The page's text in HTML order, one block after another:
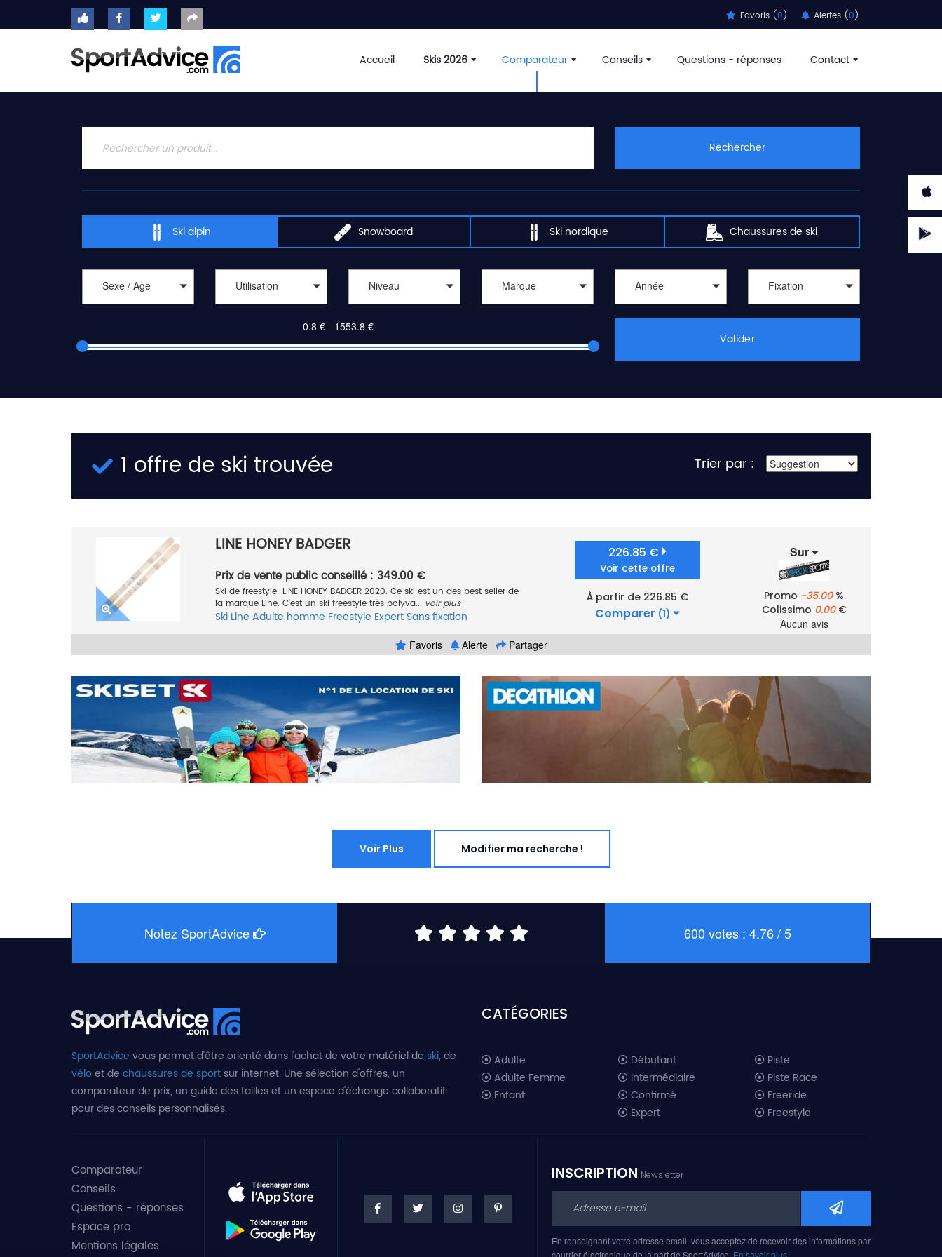
Favoris (0) Alertes (0)
Accueil Skis 2026 Comparateur Conseils Questions - réponses Contact
ACCUEIL
2020
CONSEILS
QUESTIONS
Rechercher
Ski alpin Snowboard Ski nordique Chaussures de ski
Sexe / Age Utilisation Niveau Marque Année Fixation
Valider
1 offre de ski trouvée Trier par :
LINE HONEY BADGER
Prix de vente public conseillé : 349.00 €
Ski de freestyle LINE HONEY BADGER 2020. Ce ski est un des best seller de
la marque Line. C'est un ski freestyle très polyva... voir plus
Ski Line Adulte homme Freestyle Expert Sans fixation
2019 - 2020
226.85 €
Voir cette offre
À partir de 226.85 €
Comparer (1)
Sur
Promo -35.00%
Colissimo 0.00€
Aucun avis
Favoris
Alerte Partager
Voir Plus Modifier ma recherche !
Notez SportAdvice 600 votes : 4.76 / 5
SportAdvice vous permet d'être orienté dans l'achat de votre matériel de ski, de
véloet de chaussures de sportsur internet. Une sélection d'offres, un
comparateur de prix, un guide des tailles et un espace d'échange collaboratif
pour des conseils personnalisés.
CATÉGORIES
Adulte
Adulte Femme
Enfant
Débutant
Intermédiaire
Confirmé
Expert
Piste
Piste Race
Freeride
Freestyle
Ski freeride 2019
Ski freestyle 2019
Ski AM 2019
Comparateur
Conseils
Questions - réponses
Espace pro
Mentions légales
INSCRIPTION Newsletter
En renseignant votre adresse email, vous acceptez de recevoir des informations par
courrier électronique de la part de SportAdvice. En savoir plus…